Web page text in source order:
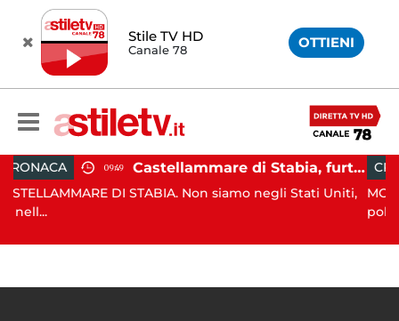
Stile TV HD
Canale 78 OTTIENI
09:49 Castellammare di Stabia, furto dal parrucchiere con cappuccio bianco e machete: 53enne in manette
DI STABIA. Non siamo negli Stati Uniti,
CRONACA 06:17
MONTECORICE.